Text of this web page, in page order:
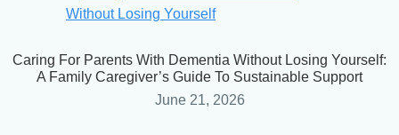
Caring For Parents With Dementia Without Losing Yourself:
A Family Caregiver’s Guide To Sustainable Support
June 21, 2026